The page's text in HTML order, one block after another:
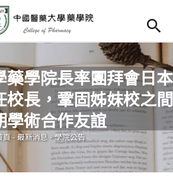
首頁
Open
to Navigation
to Main content
藥學院長率團拜會日本
校長，鞏固姊妹校之間
學術合作友誼
您在這裡
頁-最新消息-學院公告